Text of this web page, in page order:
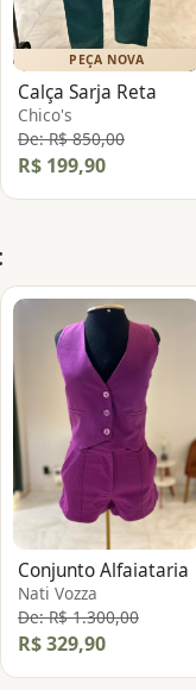
PEÇA NOVA
Calça Sarja Reta
Chico's
De: R$ 850,00
R$ 199,90
:
Conjunto Alfaiataria
Nati Vozza
De: R$ 1.300,00
R$ 329,90